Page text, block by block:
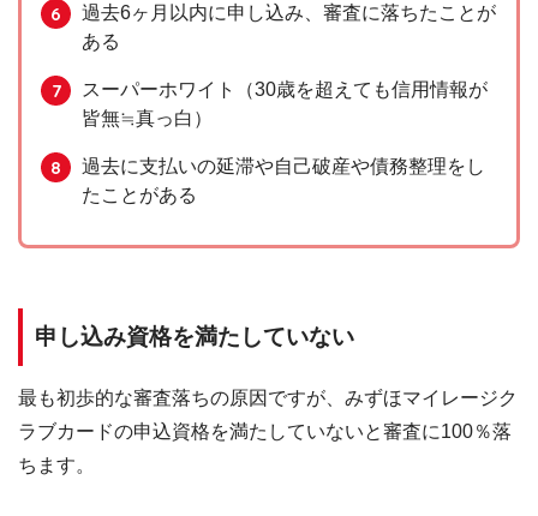
過去6ヶ月以内に申し込み、審査に落ちたことが
ある
スーパーホワイト（30歳を超えても信用情報が
皆無≒真っ白）
過去に支払いの延滞や自己破産や債務整理をし
たことがある
申し込み資格を満たしていない
最も初歩的な審査落ちの原因ですが、みずほマイレージク
ラブカードの申込資格を満たしていないと審査に100％落
ちます。